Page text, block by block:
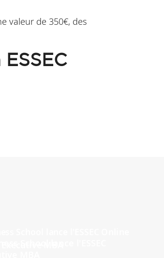
valeur de 350€, des